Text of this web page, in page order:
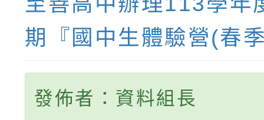
期『國中生體驗營(春
發佈者：資料組長